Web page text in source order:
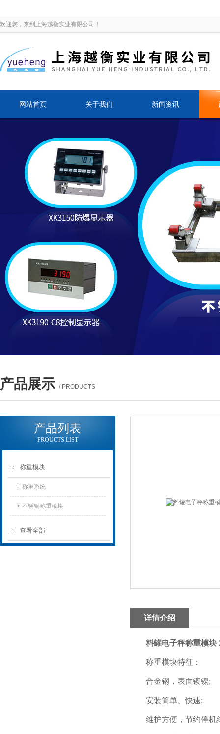
欢迎您，来到上海越衡实业有限公司！
网站首页 关于我们 新闻资讯
产品展示 / PRODUCTS
产品列表
PROUCTS LIST
称重模块
称重系统
不锈钢称重模块
查看全部
详情介绍
料罐电子秤称重模块
称重模块特征：
合金钢，表面镀镍;
安装简单、快速;
维护方便，节约停机